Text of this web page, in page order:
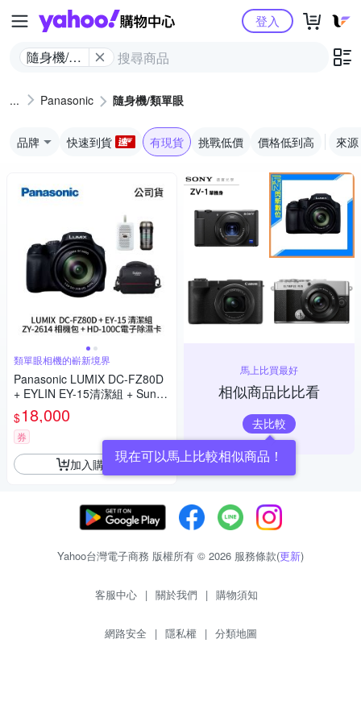
Yahoo購物中心
隨身機/類
登入
Panasonic 隨身機/類單眼
品牌 快速到貨 有現貨 挑戰低價 價格低到高 來源
類單眼相機的嶄新境界
Panasonic LUMIX DC-FZ80D
+ EYLIN EY-15清潔組 + SunLi
ght ZY-2614相機包 + EirMai 銳
瑪 HD-100C電子除濕卡 FZ80
D (公司貨)
$18,000
券
加入購物車
馬上比買最好
相似商品比比看
去比較
現在可以馬上比較相似商品！
Yahoo台灣電子商務 版權所有 © 2026 服務條款(更新)
客服中心 | 關於我們 | 購物須知
網路安全 | 隱私權 | 分類地圖